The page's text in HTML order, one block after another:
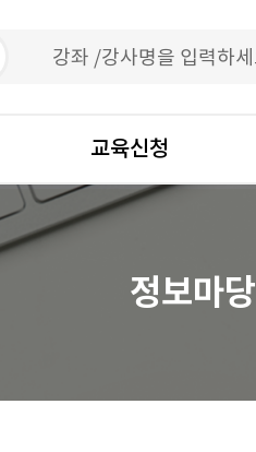
교육신청
정보마당